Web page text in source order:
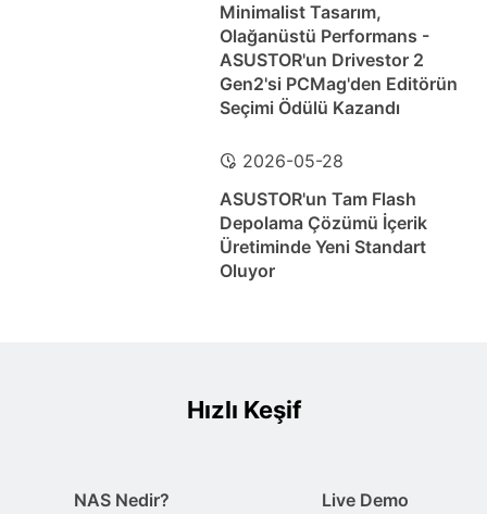
Minimalist Tasarım,
Olağanüstü Performans -
ASUSTOR'un Drivestor 2
Gen2'si PCMag'den Editörün
Seçimi Ödülü Kazandı
2026-05-28
ASUSTOR'un Tam Flash
Depolama Çözümü İçerik
Üretiminde Yeni Standart
Oluyor
Hızlı Keşif
NAS Nedir?
Live Demo